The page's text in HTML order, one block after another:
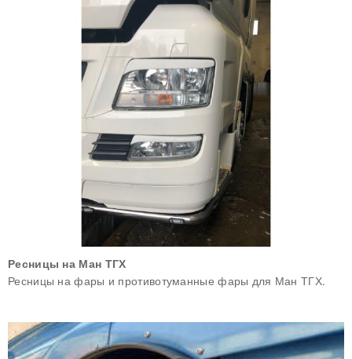
Ресницы на Ман ТГХ
Ресницы на фары и противотуманные фары для Ман ТГХ.